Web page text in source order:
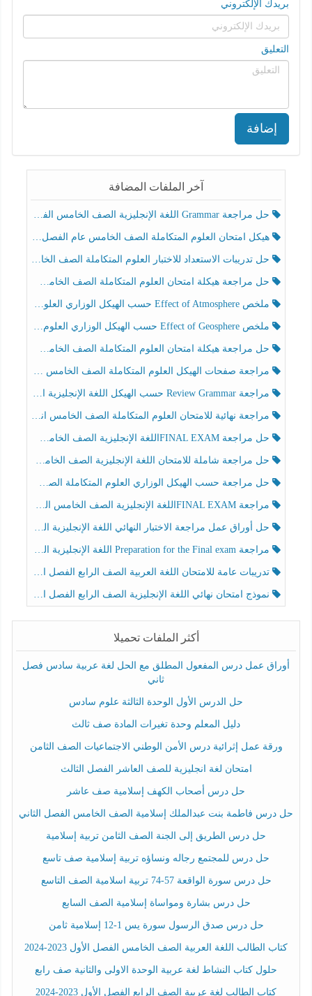
بريدك الإلكتروني
التعليق
إضافة
آخر الملفات المضافة
حل مراجعة Grammar اللغة الإنجليزية الصف الخامس الفصل الثالث
هيكل امتحان العلوم المتكاملة الصف الخامس عام الفصل الدراسي الثالث 2025-2026
حل تدريبات الاستعداد للاختبار العلوم المتكاملة الصف الخامس عام الفصل الثالث
حل مراجعة هيكلة امتحان العلوم المتكاملة الصف الخامس انسبير الفصل الثالث
ملخص Effect of Atmosphere حسب الهيكل الوزاري العلوم المتكاملة الصف الخامس انسبير الفصل الثالث
ملخص Effect of Geosphere حسب الهيكل الوزاري العلوم المتكاملة الصف الخامس انسبير الفصل الثالث
حل مراجعة هيكلة امتحان العلوم المتكاملة الصف الخامس عام الفصل الثالث
مراجعة صفحات الهيكل العلوم المتكاملة الصف الخامس انسبير الفصل الثالث
مراجعة Review Grammar حسب الهيكل اللغة الإنجليزية الصف الخامس الفصل الثالث
مراجعة نهائية للامتحان العلوم المتكاملة الصف الخامس انسبير الفصل الثالث
حل مراجعة FINAL EXAMاللغة الإنجليزية الصف الخامس الفصل الثالث
حل مراجعة شاملة للامتحان اللغة الإنجليزية الصف الخامس الفصل الثالث
حل مراجعة حسب الهيكل الوزاري العلوم المتكاملة الصف الخامس عام الفصل الثالث
مراجعة FINAL EXAMاللغة الإنجليزية الصف الخامس الفصل الثالث
حل أوراق عمل مراجعة الاختبار النهائي اللغة الإنجليزية الصف الرابع الفصل الثالث
مراجعة Preparation for the Final exam اللغة الإنجليزية الصف الرابع الفصل الثالث
تدريبات عامة للامتحان اللغة العربية الصف الرابع الفصل الثالث
نموذج امتحان نهائي اللغة الإنجليزية الصف الرابع الفصل الثالث
أكثر الملفات تحميلا
أوراق عمل درس المفعول المطلق مع الحل لغة عربية سادس فصل
ثاني
حل الدرس الأول الوحدة الثالثة علوم سادس
دليل المعلم وحدة تغيرات المادة صف ثالث
ورقة عمل إثرائية درس الأمن الوطني الاجتماعيات الصف الثامن
امتحان لغة انجليزية للصف العاشر الفصل الثالث
حل درس أصحاب الكهف إسلامية صف عاشر
حل درس فاطمة بنت عبدالملك إسلامية الصف الخامس الفصل الثاني
حل درس الطريق إلى الجنة الصف الثامن تربية إسلامية
حل درس للمجتمع رجاله ونساؤه تربية إسلامية صف تاسع
حل درس سورة الواقعة 57-74 تربية اسلامية الصف التاسع
حل درس بشارة ومواساة إسلامية الصف السابع
حل درس صدق الرسول سورة يس 1-12 إسلامية ثامن
كتاب الطالب اللغة العربية الصف الخامس الفصل الأول 2023-2024
حلول كتاب النشاط لغة عربية الوحدة الاولى والثانية صف رابع
كتاب الطالب لغة عربية الصف الرابع الفصل الأول 2023-2024